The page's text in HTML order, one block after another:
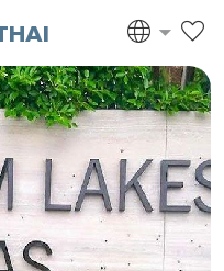
RENTHAI